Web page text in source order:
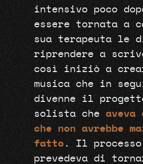
intensivo poco
essere tornata a
sua terapeuta le
riprendere a
così iniziò a
musica che in
divenne il
solista cheaveva
che non avrebbe
fatto . Il processo
prevedeva di